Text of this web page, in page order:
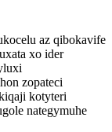
az qibokavife
xo ider
zopateci
kotyteri
nategymuhe